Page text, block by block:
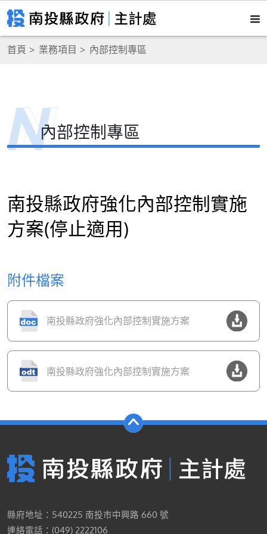
首頁 業務項目 內部控制專區
內部控制專區
南投縣政府強化內部控制實施
方案(停止適用)
附件檔案
南投縣政府強化內部控制實施方案
南投縣政府強化內部控制實施方案
縣府地址：540225 南投市中興路 660 號
連絡電話：(049) 2222106